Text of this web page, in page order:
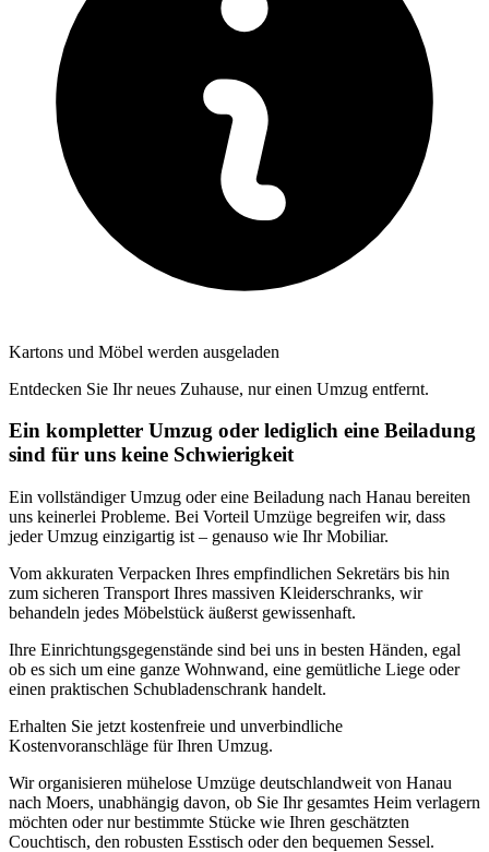
Kartons und Möbel werden ausgeladen
Entdecken Sie Ihr neues Zuhause, nur einen Umzug entfernt.
Ein kompletter Umzug oder lediglich eine Beiladung
sind für uns keine Schwierigkeit
Ein vollständiger Umzug oder eine Beiladung nach Hanau bereiten
uns keinerlei Probleme. Bei Vorteil Umzüge begreifen wir, dass
jeder Umzug einzigartig ist – genauso wie Ihr Mobiliar.
Vom akkuraten Verpacken Ihres empfindlichen Sekretärs bis hin
zum sicheren Transport Ihres massiven Kleiderschranks, wir
behandeln jedes Möbelstück äußerst gewissenhaft.
Ihre Einrichtungsgegenstände sind bei uns in besten Händen, egal
ob es sich um eine ganze Wohnwand, eine gemütliche Liege oder
einen praktischen Schubladenschrank handelt.
Erhalten Sie jetzt kostenfreie und unverbindliche
Kostenvoranschläge für Ihren Umzug.
Wir organisieren mühelose Umzüge deutschlandweit von Hanau
nach Moers, unabhängig davon, ob Sie Ihr gesamtes Heim verlagern
möchten oder nur bestimmte Stücke wie Ihren geschätzten
Couchtisch, den robusten Esstisch oder den bequemen Sessel.